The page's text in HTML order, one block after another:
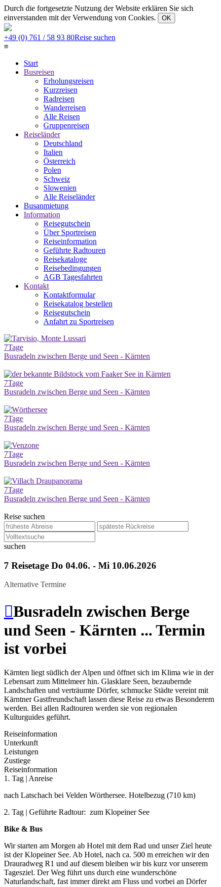
Durch die fortgesetzte Nutzung der Website erklären Sie sich
einverstanden mit der Verwendung von Cookies.
OK
+49 (0) 761 / 58 93 80Reise suchen
≡
Start
Busreisen
Erholungsreisen
Kurzreisen
Radreisen
Wanderreisen
Alle Reisen
Gruppenreisen
Reiseländer
Deutschland
Italien
Österreich
Polen
Schweiz
Slowenien
Alle Reiseländer
Busanmietung
Information
Reisegutschein
Über Sportreisen
Reiseinformation
Geführte Radtouren
Reisekataloge
Reisebedingungen
AGB Tagesfahrten
Kontakt
Kontaktformular
Reisekatalog bestellen
Reisegutschein
Anfahrt zu Sportreisen
7Tage
Busradeln zwischen Berge und Seen - Kärnten
7Tage
Busradeln zwischen Berge und Seen - Kärnten
7Tage
Busradeln zwischen Berge und Seen - Kärnten
7Tage
Busradeln zwischen Berge und Seen - Kärnten
7Tage
Busradeln zwischen Berge und Seen - Kärnten
Reise suchen
suchen
7 Reisetage Do 04.06. - Mi 10.06.2026
Alternative Termine
Busradeln zwischen Berge
und Seen - Kärnten ... Termin
ist vorbei
Kärnten liegt südlich der Alpen und öffnet sich im Klima wie in der
Lebensart zum Mittelmeer hin. Glasklare Seen, bezaubernde
Landschaften und verträumte Dörfer, schmucke Städte vereint mit
Kärntner Gastfreundschaft lassen diese Reise zu etwas Besonderem
werden. Bei allen Radtouren werden sie von regionalen
Kulturguides geführt.
Reiseinformation
Unterkunft
Leistungen
Zustiege
Reiseinformation
1. Tag | Anreise
nach Latschach bei Velden Wörthersee. Hotelbezug (710 km)
2. Tag | Geführte Radtour: zum Klopeiner See
Bike & Bus
Wir starten am Morgen ab Hotel mit dem Rad und unser Ziel heute
ist der Klopeiner See. Ab Hotel, nach ca. 500 m erreichen wir den
Drauradweg R1 und auf diesem bleiben wir bis kurz vor unserem
Tagesziel. Der Weg führt uns durch eine wunderschöne
Naturlandschaft, fast immer direkt am Fluss und vorbei an Dörfer